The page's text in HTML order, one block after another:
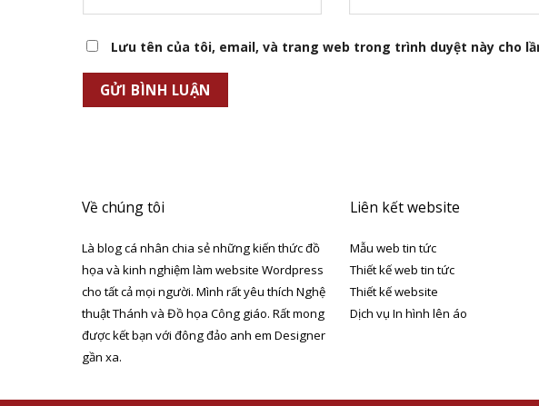
Lưu tên của tôi, email, và trang web trong trình duyệt này cho
Về chúng tôi
Là blog cá nhân chia sẻ những kiến thức đồ
họa và kinh nghiệm làm website Wordpress
cho tất cả mọi người. Mình rất yêu thích Nghệ
thuật Thánh và Đồ họa Công giáo. Rất mong
được kết bạn với đông đảo anh em Designer
gần xa.
Liên kết website
Mẫu web tin tức
Thiết kế web tin tức
Thiết kế website
Dịch vụ In hình lên áo